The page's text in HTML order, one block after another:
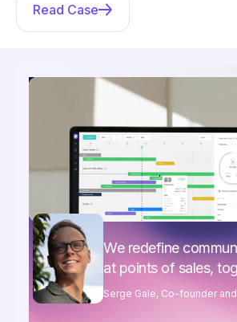
Read Case
We redefine
at points of sales,
Serge Gale, Co-founder and